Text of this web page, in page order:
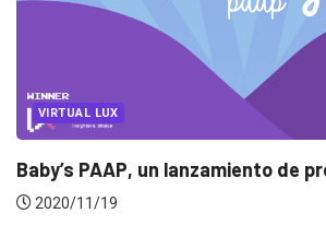
MARKETING MARKETING LOCAL